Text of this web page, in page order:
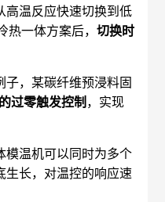
高温反应快速切换到低
一体方案后， 切换时
，某碳纤维预浸料固
过零触发控制，实现
模温机可以同时为多个
生长，对温控的响应速